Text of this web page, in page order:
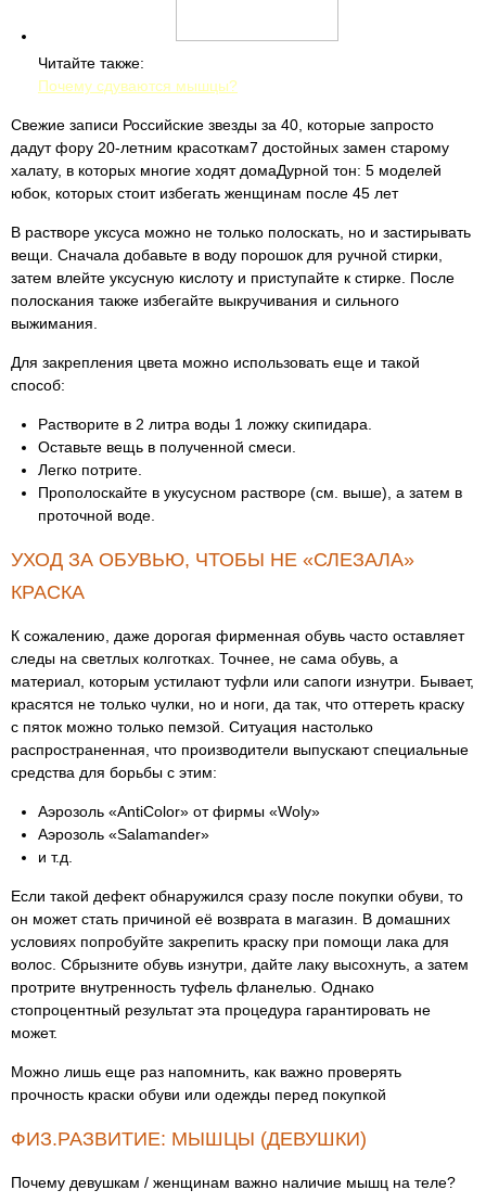
Читайте также:
Почему сдуваются мышцы?
Свежие записи Российские звезды за 40, которые запросто
дадут фору 20-летним красоткам7 достойных замен старому
халату, в которых многие ходят домаДурной тон: 5 моделей
юбок, которых стоит избегать женщинам после 45 лет
В растворе уксуса можно не только полоскать, но и застирывать
вещи. Сначала добавьте в воду порошок для ручной стирки,
затем влейте уксусную кислоту и приступайте к стирке. После
полоскания также избегайте выкручивания и сильного
выжимания.
Для закрепления цвета можно использовать еще и такой
способ:
Растворите в 2 литра воды 1 ложку скипидара.
Оставьте вещь в полученной смеси.
Легко потрите.
Прополоскайте в укусусном растворе (см. выше), а затем в
проточной воде.
УХОД ЗА ОБУВЬЮ, ЧТОБЫ НЕ «СЛЕЗАЛА»
КРАСКА
К сожалению, даже дорогая фирменная обувь часто оставляет
следы на светлых колготках. Точнее, не сама обувь, а
материал, которым устилают туфли или сапоги изнутри. Бывает,
красятся не только чулки, но и ноги, да так, что оттереть краску
с пяток можно только пемзой. Ситуация настолько
распространенная, что производители выпускают специальные
средства для борьбы с этим:
Аэрозоль «AntiColor» от фирмы «Woly»
Аэрозоль «Salamander»
и т.д.
Если такой дефект обнаружился сразу после покупки обуви, то
он может стать причиной её возврата в магазин. В домашних
условиях попробуйте закрепить краску при помощи лака для
волос. Сбрызните обувь изнутри, дайте лаку высохнуть, а затем
протрите внутренность туфель фланелью. Однако
стопроцентный результат эта процедура гарантировать не
может.
Можно лишь еще раз напомнить, как важно проверять
прочность краски обуви или одежды перед покупкой
ФИЗ.РАЗВИТИЕ: МЫШЦЫ (ДЕВУШКИ)
Почему девушкам / женщинам важно наличие мышц на теле?